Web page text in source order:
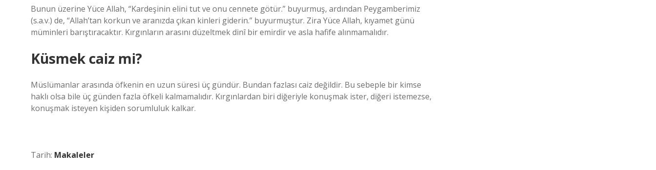
Bunun üzerine Yüce Allah, “Kardeşinin elini tut ve onu cennete götür.” buyurmuş, ardından Peygamberimiz
(s.a.v.) de, “Allah’tan korkun ve aranızda çıkan kinleri giderin.” buyurmuştur. Zira Yüce Allah, kıyamet günü
müminleri barıştıracaktır. Kırgınların arasını düzeltmek dinî bir emirdir ve asla hafife alınmamalıdır.
Küsmek caiz mi?
Müslümanlar arasında öfkenin en uzun süresi üç gündür. Bundan fazlası caiz değildir. Bu sebeple bir kimse
haklı olsa bile üç günden fazla öfkeli kalmamalıdır. Kırgınlardan biri diğeriyle konuşmak ister, diğeri istemezse,
konuşmak isteyen kişiden sorumluluk kalkar.
Tarih: Makaleler